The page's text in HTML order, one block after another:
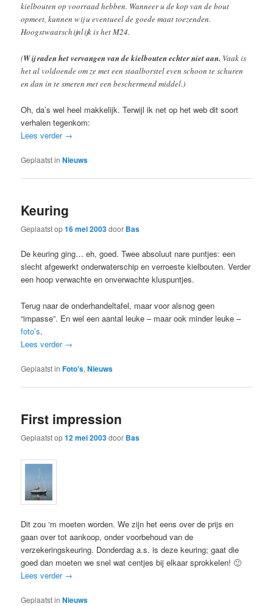
kielbouten op voorraad hebben. Wanneer u de kop van de bout
opmeet, kunnen wij u eventueel de goede maat toezenden.
Hoogstwaarschijnlijk is het M24.
(Wij raden het vervangen van de kielbouten echter niet aan. Vaak is
het al voldoende om ze met een staalborstel even schoon te schuren
en dan in te smeren met een beschermend middel.)
Oh, da’s wel heel makkelijk. Terwijl ik net op het web dit soort
verhalen tegenkom:
Lees verder →
Geplaatst in Nieuws
Keuring
Geplaatst op16 mei 2003door Bas
De keuring ging… eh, goed. Twee absoluut nare puntjes: een
slecht afgewerkt onderwaterschip en verroeste kielbouten. Verder
een hoop verwachte en onverwachte kluspuntjes.
Terug naar de onderhandeltafel, maar voor alsnog geen
“impasse”. En wel een aantal leuke – maar ook minder leuke –
foto’s.
Lees verder →
Geplaatst in Foto's,Nieuws
First impression
Geplaatst op12 mei 2003door Bas
Dit zou ‘m moeten worden. We zijn het eens over de prijs en
gaan over tot aankoop, onder voorbehoud van de
verzekeringskeuring. Donderdag a.s. is deze keuring; gaat die
goed dan moeten we snel wat centjes bij elkaar sprokkelen! 🙂
Lees verder →
Geplaatst in Nieuws